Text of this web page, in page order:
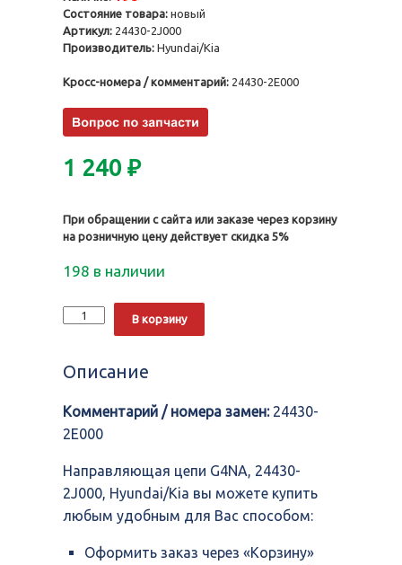
Состояние товара: новый
Артикул: 24430-2J000
Производитель: Hyundai/Kia
Кросс-номера / комментарий: 24430-2E000
1 240 ₽
При обращении с сайта или заказе через корзину
на розничную цену действует скидка 5%
198 в наличии
Количество
Направляющая
24430-
Hyundai/Kia
В корзину
Описание
Комментарий / номера замен:24430-
2E000
Направляющая цепи G4NA, 24430-
2J000, Hyundai/Kia вы можете купить
любым удобным для Вас способом:
Оформить заказ через «Корзину»